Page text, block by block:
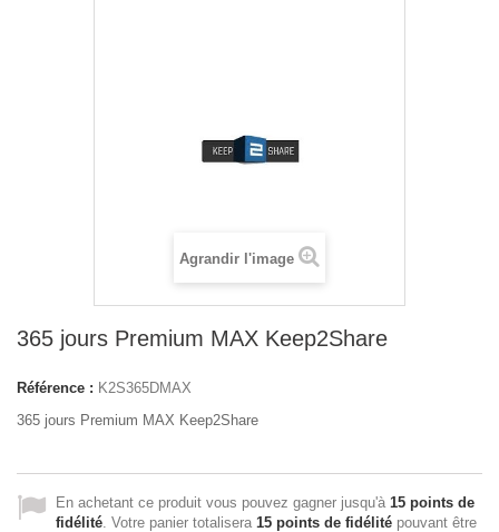
Agrandir l'image
365 jours Premium MAX Keep2Share
Référence : K2S365DMAX
365 jours Premium MAX Keep2Share
En achetant ce produit vous pouvez gagner jusqu'à 15 points de
fidélité. Votre panier totalisera 15 points de fidélité pouvant être